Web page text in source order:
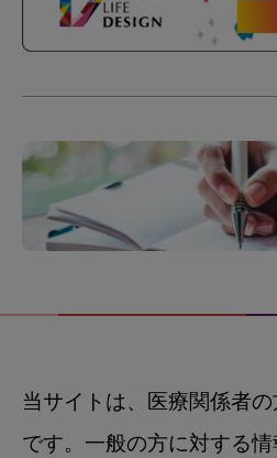
当サイトは、医療関係者
です。一般の方に対する